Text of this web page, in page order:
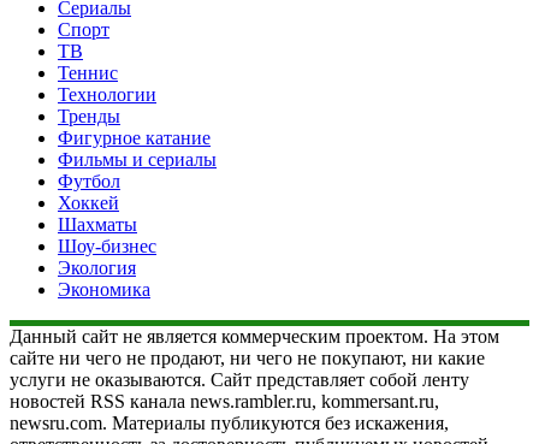
Сериалы
Спорт
ТВ
Теннис
Технологии
Тренды
Фигурное катание
Фильмы и сериалы
Футбол
Хоккей
Шахматы
Шоу-бизнес
Экология
Экономика
Данный сайт не является коммерческим проектом. На этом
сайте ни чего не продают, ни чего не покупают, ни какие
услуги не оказываются. Сайт представляет собой ленту
новостей RSS канала news.rambler.ru, kommersant.ru,
newsru.com. Материалы публикуются без искажения,